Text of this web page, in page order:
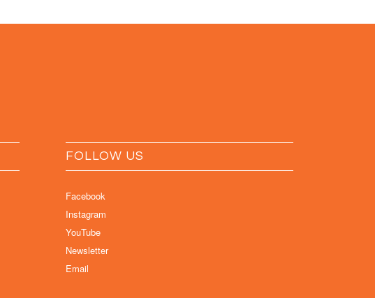
FOLLOW US
Facebook
Instagram
YouTube
Newsletter
Email